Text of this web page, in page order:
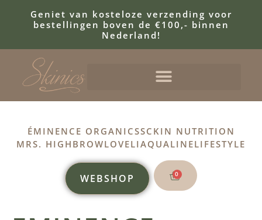
Geniet van kosteloze verzending voor
bestellingen boven de €100,- binnen
Nederland!
ÉMINENCE ORGANICSSCKIN NUTRITION
MRS. HIGHBROWLOVELIAQUALINELIFESTYLE
WEBSHOP 0